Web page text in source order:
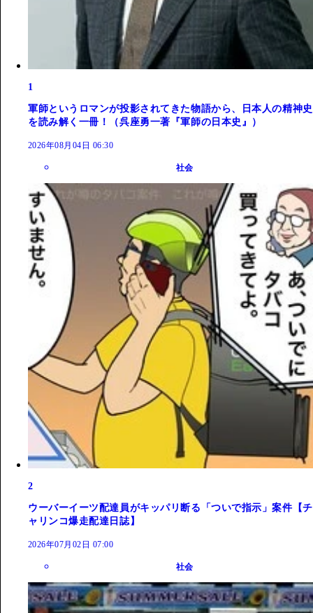
1
軍師というロマンが投影されてきた物語から、日本人の精神史
を読み解く一冊！（呉座勇一著『軍師の日本史』）
2026年08月04日 06:30
社会
2
ウーバーイーツ配達員がキッパリ断る「ついで指示」案件【チ
ャリンコ爆走配達日誌】
2026年07月02日 07:00
社会